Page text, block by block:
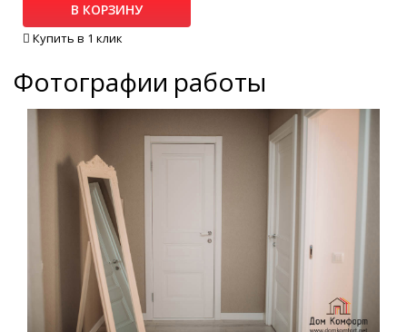
В КОРЗИНУ
Купить в 1 клик
Фотографии работы